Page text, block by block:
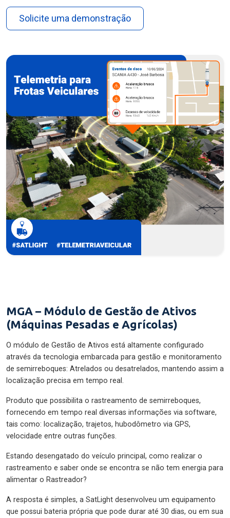
Solicite uma demonstração
MGA – Módulo de Gestão de Ativos
(Máquinas Pesadas e Agrícolas)
O módulo de Gestão de Ativos está altamente configurado
através da tecnologia embarcada para gestão e monitoramento
de semirreboques: Atrelados ou desatrelados, mantendo assim a
localização precisa em tempo real.
Produto que possibilita o rastreamento de semirreboques,
fornecendo em tempo real diversas informações via software,
tais como: localização, trajetos, hubodômetro via GPS,
velocidade entre outras funções.
Estando desengatado do veículo principal, como realizar o
rastreamento e saber onde se encontra se não tem energia para
alimentar o Rastreador?
A resposta é simples, a SatLight desenvolveu um equipamento
que possui bateria própria que pode durar até 30 dias, ou em sua